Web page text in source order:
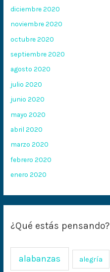
diciembre 2020
noviembre 2020
octubre 2020
septiembre 2020
agosto 2020
julio 2020
junio 2020
mayo 2020
abril 2020
marzo 2020
febrero 2020
enero 2020
¿Qué estás pensando?
alabanzas alegría